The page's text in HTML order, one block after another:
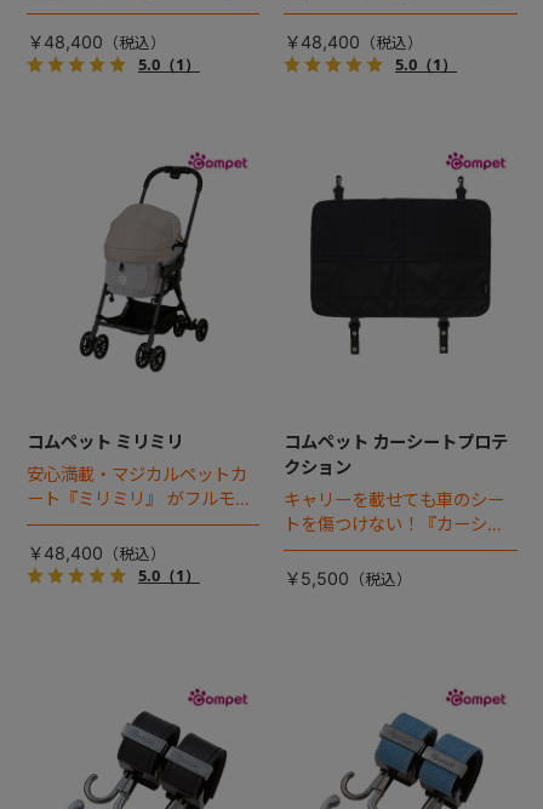
ルチェンジ。 新機能「マジカ
ルフォールディング」搭載
￥48,400
5.0（1）
ルチェンジ。 新機能「マジカ
ルフォールディング」搭載
￥48,400
5.0（1）
コムペット ミリミリ
安心満載・マジカルペットカ
ート『ミリミリ』 がフルモデ
ルチェンジ。 新機能「マジカ
ルフォールディング」搭載
￥48,400
5.0（1）
コムペット カーシートプロテ
クション
キャリーを載せても車のシー
トを傷つけない！『カーシー
トプロテクション』 が登場！
￥5,500